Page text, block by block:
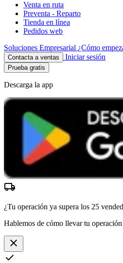
Venta en ruta
Preventa - Reparto
Tienda en línea
Pedidos web
Soluciones Empresarial ¿Cómo
Contacta a ventas Iniciar sesión
Prueba gratis
Descarga la app
local_shipping
¿Tu operación ya supera los 25
Hablemos de cómo llevar tu
close
check